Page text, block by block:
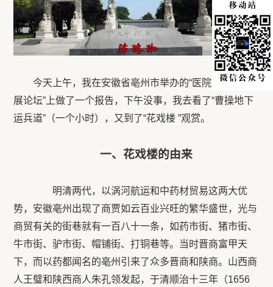
今天上午，我在安徽省亳州市举办的“医院高质量发
展论坛”上做了一个报告，下午没事，我去看了“曹操地下
运兵道”（一个小时），又到了“花戏楼 ”观赏。
一、花戏楼的由来
明清两代，以涡河航运和中药材贸易这两大优
势，安徽亳州出现了商贾如云百业兴旺的繁华盛世，光与
商贸有关的街巷就有一百八十一条，如药市街、猪市街、
牛市街、驴市街、帽铺街、打铜巷等。当时晋商富甲天
下，而以药都闻名的亳州引来了众多晋商和陕商。山西商
人王璧和陕西商人朱孔领发起，于清顺治十三年（1656